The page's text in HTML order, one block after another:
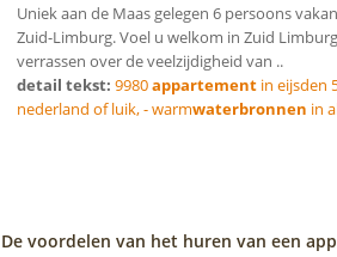
Uniek aan de Maas gelegen 6 persoons
Zuid-Limburg. Voel u welkom in Zuid
verrassen over de veelzijdigheid van ..
detail tekst: 9980appartement in eijsden
nederland of luik, - warmwaterbronnen in
De voordelen van het huren van een